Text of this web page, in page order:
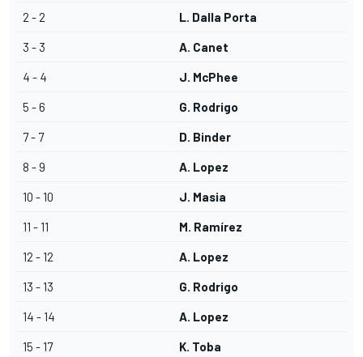
2 - 2 L. Dalla Porta
3 - 3 A. Canet
4 - 4 J. McPhee
5 - 6 G. Rodrigo
7 - 7 D. Binder
8 - 9 A. Lopez
10 - 10 J. Masia
11 - 11 M. Ramírez
12 - 12 A. Lopez
13 - 13 G. Rodrigo
14 - 14 A. Lopez
15 - 17 K. Toba